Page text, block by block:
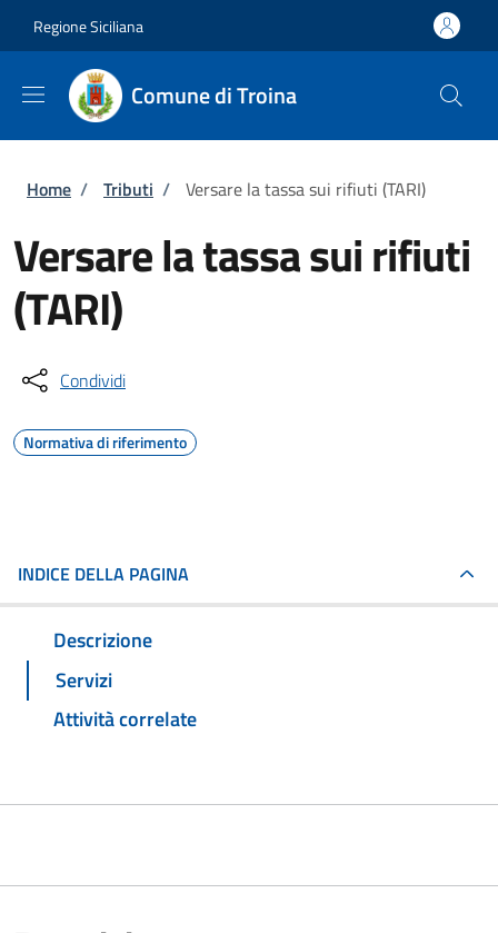
Regione Siciliana
Comune di Troina
Briciole di pane
Home / Tributi / Versare la tassa sui rifiuti (TARI)
Versare la tassa sui rifiuti
(TARI)
Condividi
Normativa di riferimento
INDICE DELLA PAGINA
Descrizione
Servizi
Attività correlate